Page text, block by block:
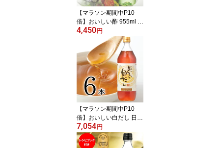
【マラソン期間中P10
倍】おいしい酢 955ml 3
本 ギフト用ギフトセット
酢 お酢 御中元 包装 熨斗
メッセージ対応 世代を超
えて愛される、 ロングセ
ラー のお酢 飲む酢 健康
酢 料理酢 果実酢 飲むお
酢 万能酢 美味しい酢 調
味料 漬物
4,450 円
【マラソン期間中P10
倍】おいしい白だし 日本
自然発酵 900ml×6本 白
だし 出汁 かつおぶし 料
亭 白しょうゆ 万能調味
7,054 円